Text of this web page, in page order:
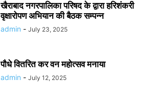
खैराबाद नगरपालिका परिषद के द्वारा हरिशंकरी
वृक्षारोपण अभियान की बैठक सम्पन्न
admin - July 23, 2025
पौधे वितरित कर वन महोत्सव मनाया
admin - July 12, 2025